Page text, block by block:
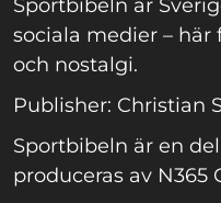
Sportbibeln är
sociala medier – här
och nostalgi.
Publisher: Christian
Sportbibeln är en
produceras av N365